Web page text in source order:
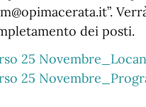
dei posti.
25
25